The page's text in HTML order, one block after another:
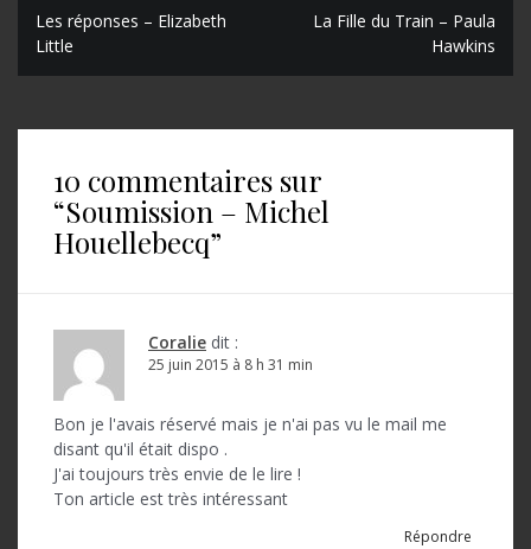
N
a
Les réponses – Elizabeth
Little
La Fille du Train – Paula
Hawkins
10 commentaires sur
“Soumission – Michel
Houellebecq”
Coralie dit :
25 juin 2015 à 8 h 31 min
Bon je l'avais réservé mais je n'ai pas vu le mail me
disant qu'il était dispo .
J'ai toujours très envie de le lire !
Ton article est très intéressant
Répondre